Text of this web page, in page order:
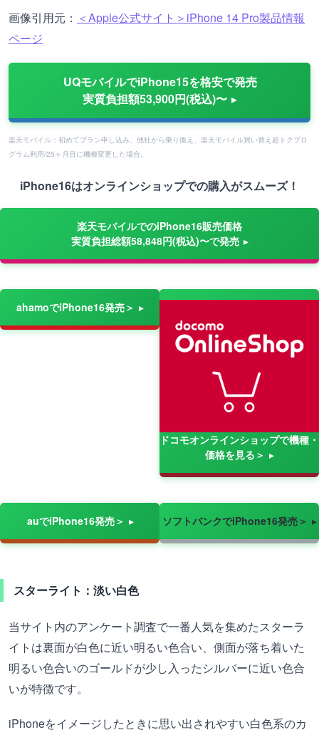
画像引用元： ＜Apple公式サイト＞iPhone 14 Pro製品情報
ページ
UQモバイルでiPhone15を格安で発売
実質負担額53,900円(税込)〜
楽天モバイル：初めてプラン申し込み、他社から乗り換え、楽天モバイル買い替え超トクプロ
グラム利用/25ヶ月目に機種変更した場合。
iPhone16はオンラインショップでの購入がスムーズ！
楽天モバイルでのiPhone16販売価格
実質負担総額58,848円(税込)〜で発売
ahamoでiPhone16発売＞
ドコモオンラインショップで機種・
価格を見る＞
auでiPhone16発売＞ ソフトバンクでiPhone16発売＞
スターライト：淡い白色
当サイト内のアンケート調査で一番人気を集めたスターラ
イトは裏面が白色に近い明るい色合い、側面が落ち着いた
明るい色合いのゴールドが少し入ったシルバーに近い色合
いが特徴です。
iPhoneをイメージしたときに思い出されやすい白色系のカ